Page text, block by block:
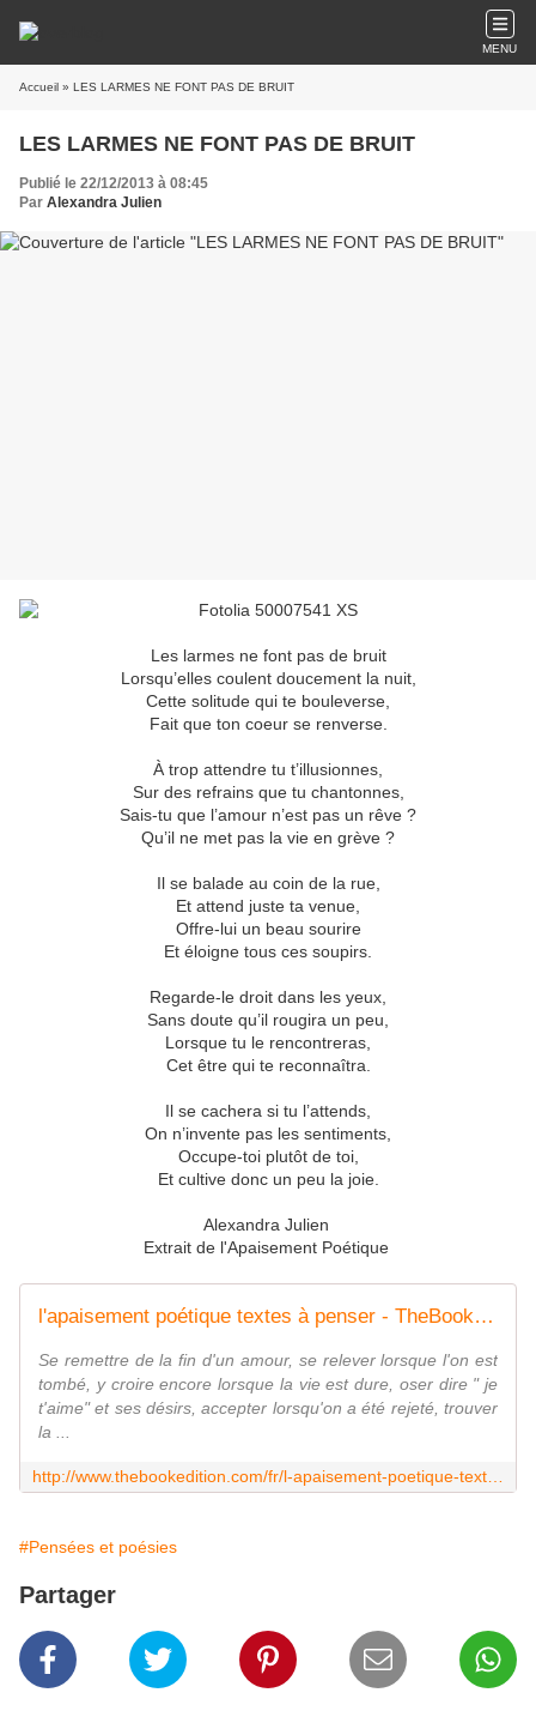
MENU
Accueil » LES LARMES NE FONT PAS DE BRUIT
LES LARMES NE FONT PAS DE BRUIT
Publié le 22/12/2013 à 08:45
Par Alexandra Julien
Les larmes ne font pas de bruit
Lorsqu’elles coulent doucement la nuit,
Cette solitude qui te bouleverse,
Fait que ton coeur se renverse.
À trop attendre tu t’illusionnes,
Sur des refrains que tu chantonnes,
Sais-tu que l’amour n’est pas un rêve ?
Qu’il ne met pas la vie en grève ?
Il se balade au coin de la rue,
Et attend juste ta venue,
Offre-lui un beau sourire
Et éloigne tous ces soupirs.
Regarde-le droit dans les yeux,
Sans doute qu’il rougira un peu,
Lorsque tu le rencontreras,
Cet être qui te reconnaîtra.
Il se cachera si tu l’attends,
On n’invente pas les sentiments,
Occupe-toi plutôt de toi,
Et cultive donc un peu la joie.
Alexandra Julien
Extrait de l'Apaisement Poétique
l'apaisement poétique textes à penser - TheBookEdition
Se remettre de la fin d'un amour, se relever lorsque l'on est
tombé, y croire encore lorsque la vie est dure, oser dire " je
t'aime" et ses désirs, accepter lorsqu'on a été rejeté, trouver
la ...
#Pensées et poésies
Partager